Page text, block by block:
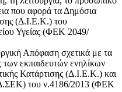
που αφορά τα Δημόσια
(Δ.Ι.Ε.Κ.) του
Υγείας (ΦΕΚ 2049/
Απόφαση σχετικά με τα
των εκπαιδευτών ενηλίκων
Κατάρτισης (Δ.Ι.Ε.Κ.) και
του ν.4186/2013 (ΦΕΚ